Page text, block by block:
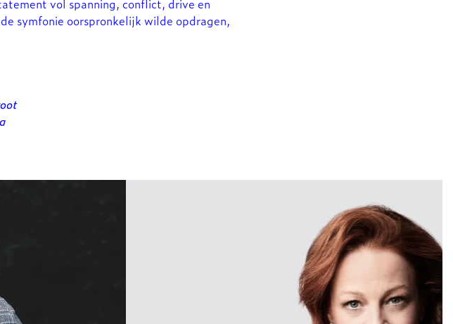
vol spanning, conflict, drive en
symfonie oorspronkelijk wilde opdragen,